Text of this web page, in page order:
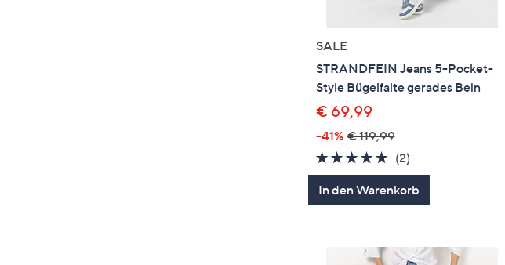
SALE
STRANDFEIN Jeans 5-Pocket-
Style Bügelfalte gerades Bein
€ 69,99
-41% € 119,99
5.0
von
5
(2)2
Bewertungen
In den Warenkorb